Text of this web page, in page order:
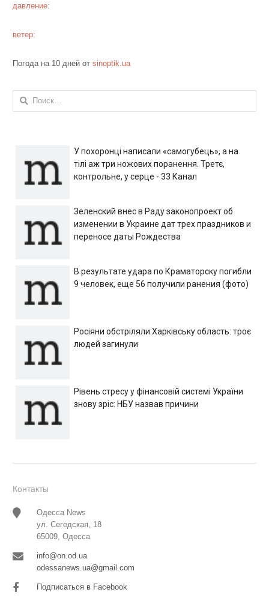
давление:
ветер:
Погода на 10 дней от sinoptik.ua
Найти:
У похоронці написали «самогубець», а на
тілі аж три ножових поранення. Третє,
контрольне, у серце - 33 Канал
Зеленский внес в Раду законопроект об
изменении в Украине дат трех праздников и
переносе даты Рождества
В результате удара по Краматорску погибли
9 человек, еще 56 получили ранения (фото)
Росіяни обстріляли Харківську область: троє
людей загинули
Рівень стресу у фінансовій системі України
знову зріс: НБУ назвав причини
Контакты
Одесса News
ул. Сегедская, 18
65009, Одесса
info@on.od.ua
odessanews.ua@gmail.com
Подписаться в Facebook